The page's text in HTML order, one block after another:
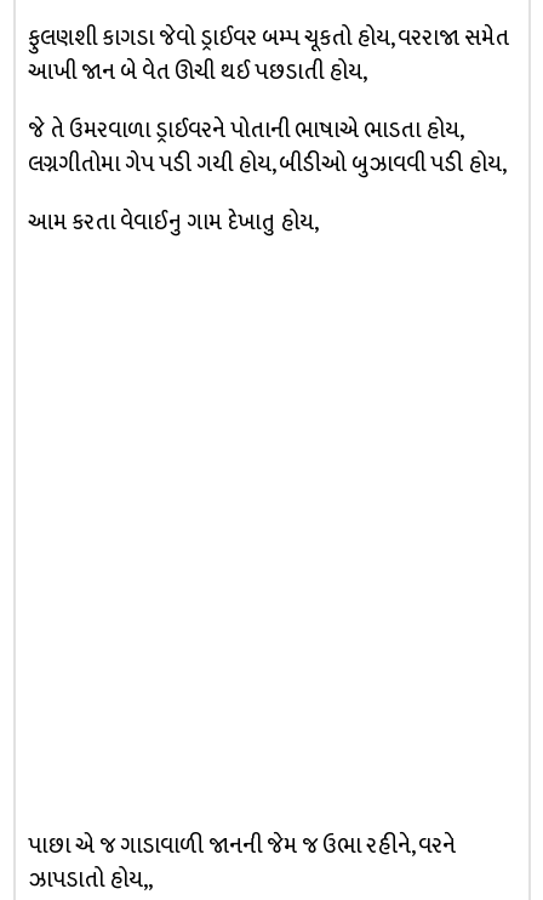
ફુલણશી કાગડા જેવો ડ્રાઈવર બમ્પ ચૂકતો હોય, વરરાજા સમેત
આખી જાન બે વેત ઊચી થઈ પછડાતી હોય,
જે તે ઉમરવાળા ડ્રાઈવરને પોતાની ભાષાએ ભાડતા હોય,
લગ્નગીતોમા ગેપ પડી ગયી હોય, બીડીઓ બુઝાવવી પડી હોય,
આમ કરતા વેવાઈનુ ગામ દેખાતુ હોય,
પાછા એ જ ગાડાવાળી જાનની જેમ જ ઉભા રહીને, વરને
ઝાપડાતો હોય,,